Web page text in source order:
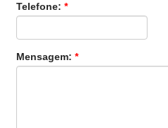
Telefone:*
Mensagem:*